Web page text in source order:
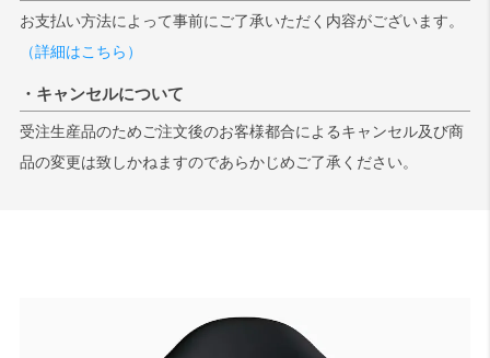
お支払い方法によって事前にご了承いただく内容がございます。
（詳細はこちら）
・キャンセルについて
受注生産品のためご注文後のお客様都合によるキャンセル及び商
品の変更は致しかねますのであらかじめご了承ください。